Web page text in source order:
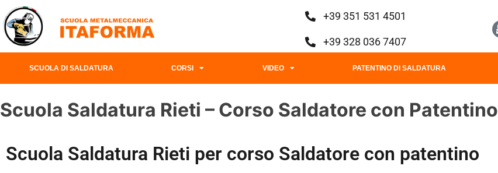
+39 351 531 4501
+39 328 036 7407
SCUOLA DI SALDATURA CORSI VIDEO PATENTINO DI SALDATURA
Scuola Saldatura Rieti – Corso Saldatore con Patentino
Scuola Saldatura Rieti per corso Saldatore con patentino